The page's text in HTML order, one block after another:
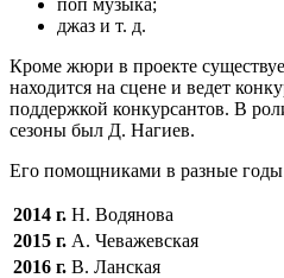
джаз и т. д.
Кроме жюри в проекте
находится на сцене и ведет
поддержкой конкурсантов. В
сезоны был Д. Нагиев.
Его помощниками в разные
2014 г. Н. Водянова
2015 г. А. Чеважевская
2016 г. В. Ланская